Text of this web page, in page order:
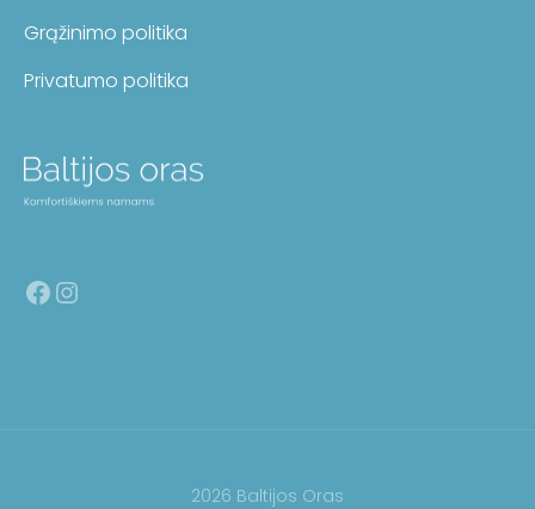
Grąžinimo politika
Privatumo politika
Facebook
2026 Baltijos Oras